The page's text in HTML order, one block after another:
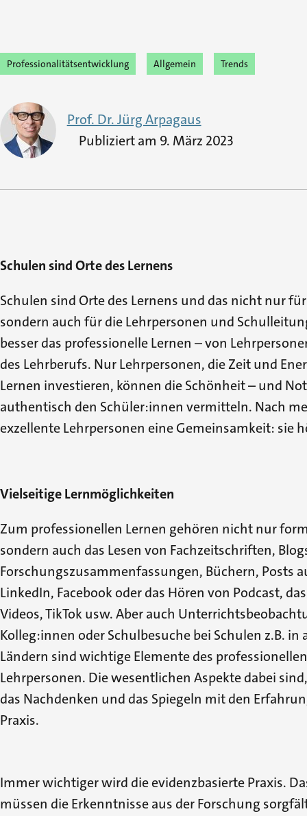
Professionalitätsentwicklung Allgemein Trends
Prof. Dr. Jürg Arpagaus
Publiziert am 9. März 2023
Schulen sind Orte des Lernens
Schulen sind Orte des Lernens und das nicht nur
sondern auch für die Lehrpersonen und
besser das professionelle Lernen – von
des Lehrberufs. Nur Lehrpersonen, die Zeit und
Lernen investieren, können die Schönheit – und
authentisch den Schüler:innen vermitteln. Nach
exzellente Lehrpersonen eine Gemeinsamkeit: sie
Vielseitige Lernmöglichkeiten
Zum professionellen Lernen gehören nicht nur
sondern auch das Lesen von Fachzeitschriften,
Forschungszusammenfassungen, Büchern, Posts
LinkedIn, Facebook oder das Hören von Podcast,
Videos, TikTok usw. Aber auch
Kolleg:innen oder Schulbesuche bei Schulen z.B.
Ländern sind wichtige Elemente des
Lehrpersonen. Die wesentlichen Aspekte dabei
das Nachdenken und das Spiegeln mit den
Praxis.
Immer wichtiger wird die evidenzbasierte Praxis.
müssen die Erkenntnisse aus der Forschung